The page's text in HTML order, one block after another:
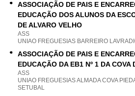
ASSOCIAÇÃO DE PAIS E
EDUCAÇÃO DOS ALUNOS DA
DE ALVARO VELHO
ASS
UNIAO FREGUESIAS BARREIRO
ASSOCIAÇÃO DE PAIS E
EDUCAÇÃO DA EB1 Nº 1 DA COVA
ASS
UNIAO FREGUESIAS ALMADA COVA
SETUBAL